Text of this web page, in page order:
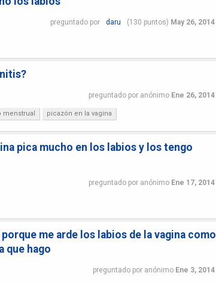
preguntado por daru (130 puntos) May 26, 2014
preguntado por anónimo Ene 26, 2014
menstrual picazón en la vagina
pica mucho en los labios y los tengo
preguntado por anónimo Ene 17, 2014
me arde los labios de la vagina como
que hago
preguntado por anónimo Ene 3, 2014